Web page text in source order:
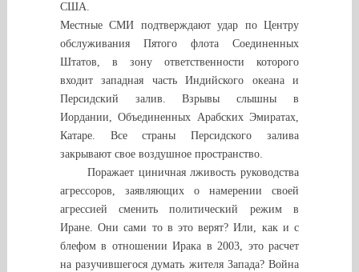
США.
Местные СМИ подтверждают удар по Центру
обслуживания Пятого флота Соединенных
Штатов, в зону ответственности которого
входит западная часть Индийского океана и
Персидский залив. Взрывы слышны в
Иордании, Объединенных Арабских Эмиратах,
Катаре. Все страны Персидского залива
закрывают свое воздушное пространство.
Поражает циничная лживость руководства
агрессоров, заявляющих о намерении своей
агрессией сменить политический режим в
Иране. Они сами то в это верят? Или, как и с
блефом в отношении Ирака в 2003, это расчет
на разучившегося думать жителя Запада? Война